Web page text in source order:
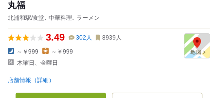
丸福
北浦和駅/食堂､ 中華料理､ ラーメン
3.49 302 人 8939 人
～￥999
～￥999
木曜日、金曜日
店舗情報（詳細）